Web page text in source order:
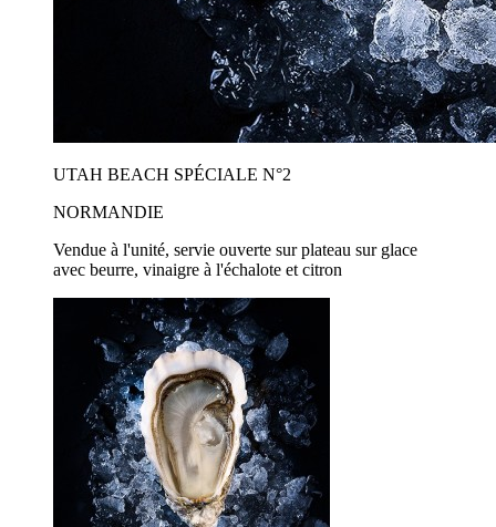
UTAH BEACH SPÉCIALE N°2
NORMANDIE
Vendue à l'unité, servie ouverte sur plateau sur glace
avec beurre, vinaigre à l'échalote et citron